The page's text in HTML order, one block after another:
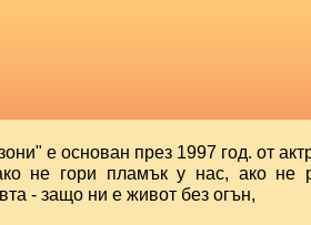
е основан през 1997 год. от
не гори пламък у нас, ако не
- защо ни е живот без огън,